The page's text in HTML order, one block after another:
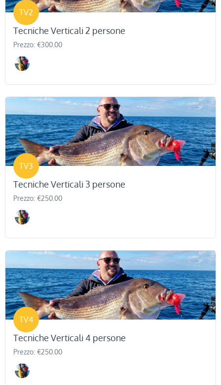
TV2
Tecniche Verticali 2 persone
Prezzo: €300.00
TV3
Tecniche Verticali 3 persone
Prezzo: €250.00
TV4
Tecniche Verticali 4 persone
Prezzo: €250.00